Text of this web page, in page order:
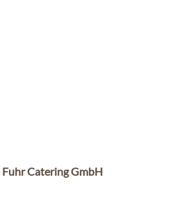
Catering GmbH